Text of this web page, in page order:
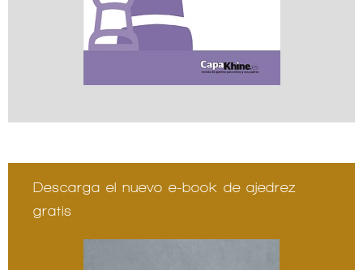
Descarga el nuevo e-book de ajedrez
gratis